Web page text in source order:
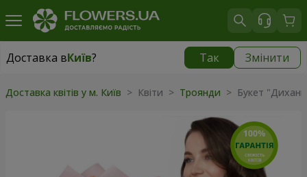
Доставка вКиїв? Так Змінити
Доставка вКиїв
Доставка квітів у м. Київ > Квіти > Троянди > Букет